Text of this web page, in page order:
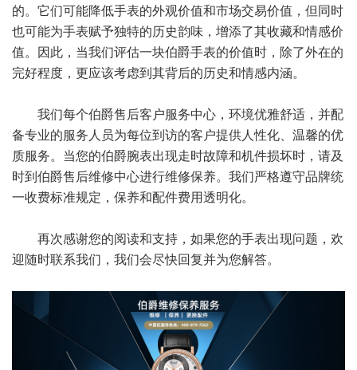
的。它们可能降低手表的外观价值和市场交易价值，但同时
也可能为手表赋予独特的历史韵味，增添了其收藏和情感价
值。因此，当我们评估一块伯爵手表的价值时，除了外在的
完好程度，更应该考虑到其背后的历史和情感内涵。
我们每个伯爵售后客户服务中心，环境优雅舒适，并配
备专业的服务人员为每位到访的客户提供人性化、温馨的优
质服务。当您的伯爵腕表出现走时故障和机件损坏时，请及
时到伯爵售后维修中心进行维修保养。我们严格遵守品牌统
一收费标准规定，保养和配件费用透明化。
再次感谢您的阅读和支持，如果您的手表出现问题，欢
迎随时联系我们，我们会尽快回复并为您解答。